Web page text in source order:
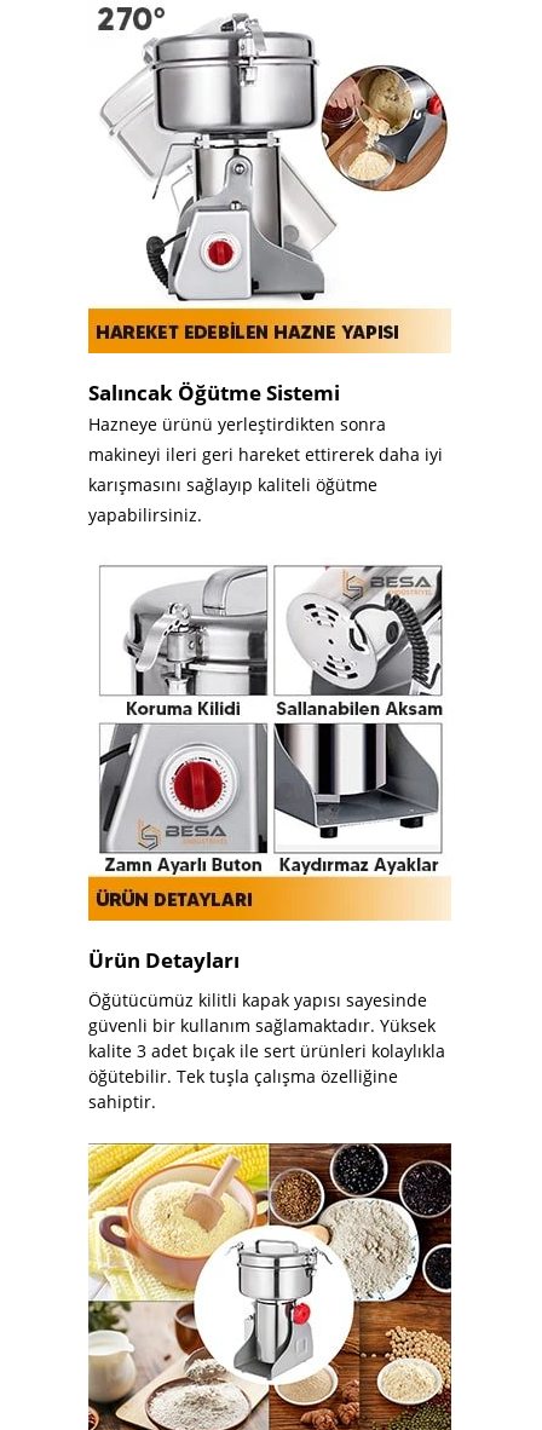
Salıncak Öğütme Sistemi
Hazneye ürünü yerleştirdikten sonra
makineyi ileri geri hareket ettirerek daha iyi
karışmasını sağlayıp kaliteli öğütme
yapabilirsiniz.
Ürün Detayları
Öğütücümüz kilitli kapak yapısı sayesinde
güvenli bir kullanım sağlamaktadır. Yüksek
kalite 3 adet bıçak ile sert ürünleri kolaylıkla
öğütebilir. Tek tuşla çalışma özelliğine
sahiptir.